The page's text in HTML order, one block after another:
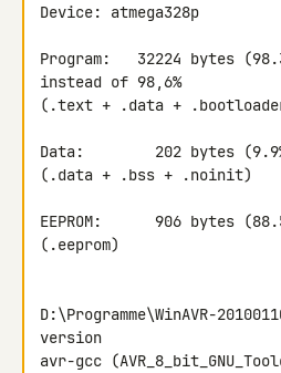
Device: atmega328p
Program:   32224 bytes
instead of 98,6%
(.text + .data +
Data:        202 bytes
(.data + .bss + .noinit)
EEPROM:      906 bytes
(.eeprom)
D:\Programme\WinAVR-
version
avr-gcc